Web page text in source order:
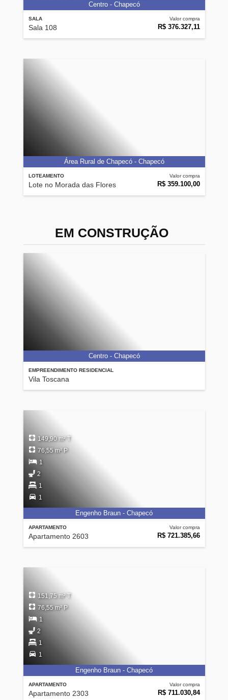
SALA
Sala 108
Valor compra
R$ 376.327,11
Centro - Chapecó
LOTEAMENTO
Lote no Morada das Flores
Valor compra
R$ 359.100,00
Área Rural de Chapecó - Chapecó
EM CONSTRUÇÃO
EMPREENDIMENTO RESIDENCIAL
Vila Toscana
Centro - Chapecó
APARTAMENTO
Apartamento 2603
Valor compra
R$ 721.385,66
149,90 m² T
76,55 m² P
1
2
1
1
Engenho Braun - Chapecó
APARTAMENTO
Apartamento 2303
Valor compra
R$ 711.030,84
151,75 m² T
76,55 m² P
1
2
1
1
Engenho Braun - Chapecó